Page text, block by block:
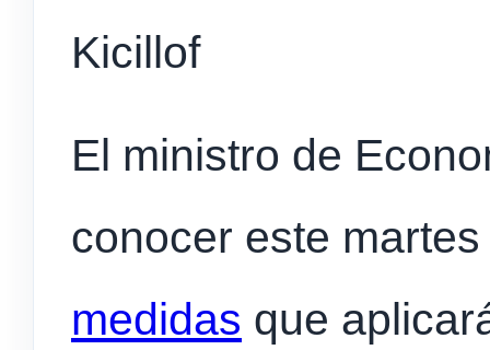
Kicillof
El ministro de
conocer este
medidas que